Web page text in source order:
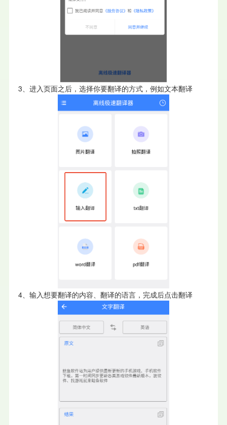
3、进入页面之后，选择你要翻译的方式，例如文本翻译
4、输入想要翻译的内容、翻译的语言，完成后点击翻译